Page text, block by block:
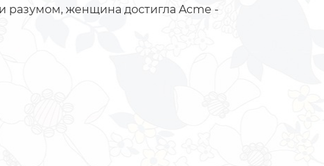
разумом, женщина достигла Acme -